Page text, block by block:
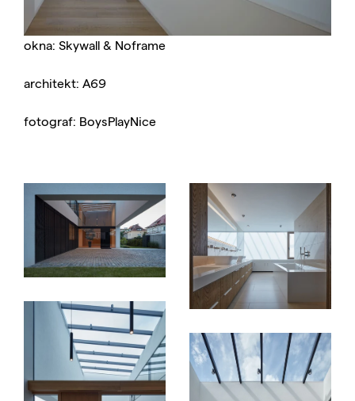
okna: Skywall & Noframe
architekt: A69
fotograf: BoysPlayNice